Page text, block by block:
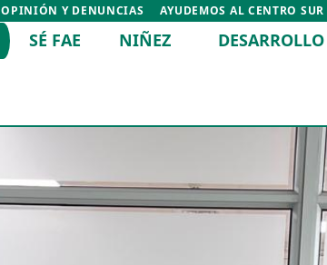
OPINIÓN Y DENUNCIAS AYUDEMOS AL CENTRO
SÉ FAE NIÑEZ DESARROLLO